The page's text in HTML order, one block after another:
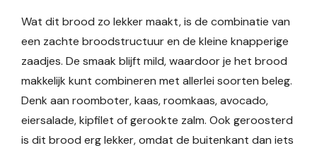
Wat dit brood zo lekker maakt, is de combinatie van
een zachte broodstructuur en de kleine knapperige
zaadjes. De smaak blijft mild, waardoor je het brood
makkelijk kunt combineren met allerlei soorten beleg.
Denk aan roomboter, kaas, roomkaas, avocado,
eiersalade, kipfilet of gerookte zalm. Ook geroosterd
is dit brood erg lekker, omdat de buitenkant dan iets